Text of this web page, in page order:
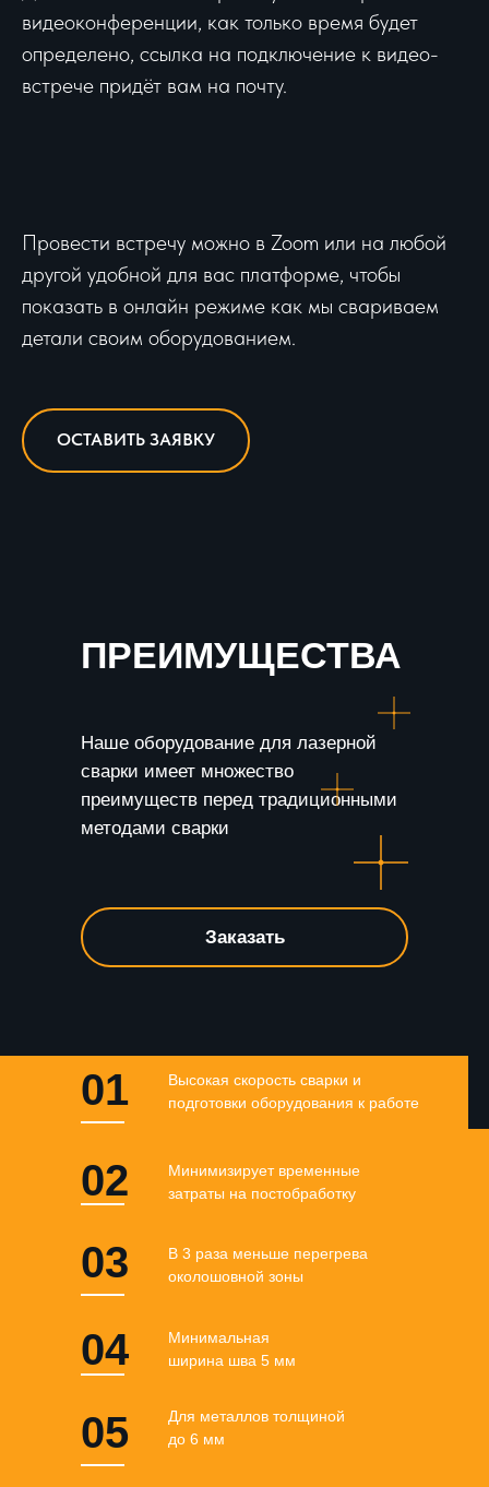
видеоконференции, как только время будет
определено, ссылка на подключение к видео-
встрече придёт вам на почту.
Провести встречу можно в Zoom или на любой
другой удобной для вас платформе, чтобы
показать в онлайн режиме как мы свариваем
детали своим оборудованием.
ОСТАВИТЬ ЗАЯВКУ
ПРЕИМУЩЕСТВА
Наше оборудование для лазерной
сварки имеет множество
преимуществ перед традиционными
методами сварки
Минимальная
ширина шва 5 мм
Высокая скорость сварки и
подготовки оборудования к работе
Минимизирует временные
затраты на постобработку
Для металлов толщиной
до 6 мм
В 3 раза меньше перегрева
околошовной зоны
Заказать
01
02
04
05
03